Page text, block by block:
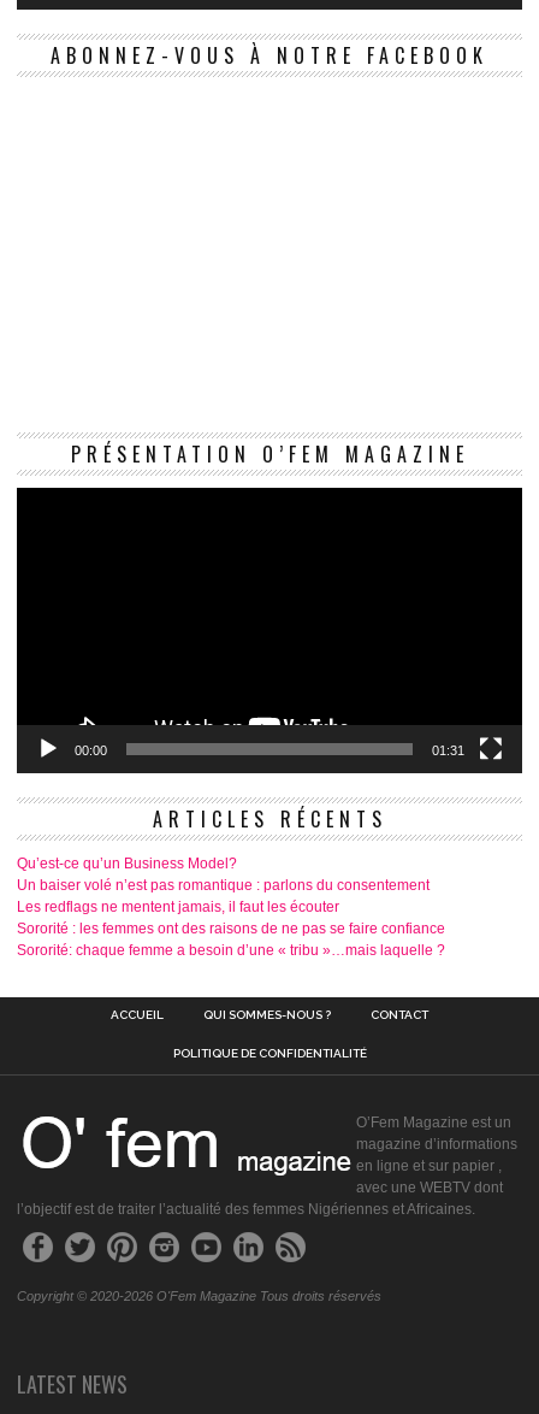
ABONNEZ-VOUS À NOTRE FACEBOOK
PRÉSENTATION O’FEM MAGAZINE
00:00 01:31
ARTICLES RÉCENTS
Qu’est-ce qu’un Business Model?
Un baiser volé n’est pas romantique : parlons du consentement
Les redflags ne mentent jamais, il faut les écouter
Sororité : les femmes ont des raisons de ne pas se faire confiance
Sororité: chaque femme a besoin d’une « tribu »…mais laquelle ?
ACCUEIL QUI SOMMES-NOUS ? CONTACT
POLITIQUE DE CONFIDENTIALITÉ
O’Fem Magazine est un
magazine d’informations
en ligne et sur papier ,
avec une WEBTV dont
l’objectif est de traiter l’actualité des femmes Nigériennes et Africaines.
Copyright © 2020-2026 O'Fem Magazine Tous droits réservés
LATEST NEWS